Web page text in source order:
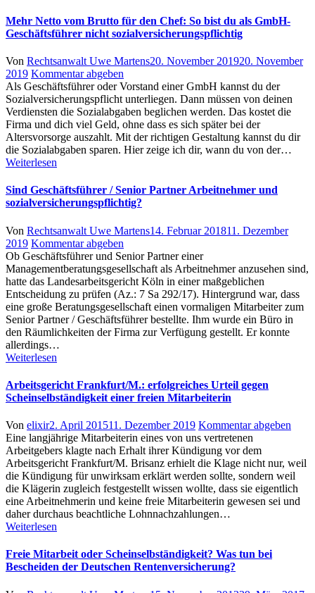
Mehr Netto vom Brutto für den Chef: So bist du als GmbH-
Geschäftsführer nicht sozialversicherungspflichtig
Author
Von Rechtsanwalt Uwe MartensPosted
20. November 201920. November
2019 Kommentar abgeben
Als Geschäftsführer oder Vorstand einer GmbH kannst du der
Sozialversicherungspflicht unterliegen. Dann müssen von deinen
Verdiensten die Sozialabgaben beglichen werden. Das kostet die
Firma und dich viel Geld, ohne dass es sich später bei der
Altersvorsorge auszahlt. Mit der richtigen Gestaltung kannst du dir
die Sozialabgaben sparen. Hier zeige ich dir, wann du von der…
Weiterlesen
Sind Geschäftsführer / Senior Partner Arbeitnehmer und
sozialversicherungspflichtig?
Author
Von Rechtsanwalt Uwe MartensPosted
14. Februar 201811. Dezember
2019 Kommentar abgeben
Ob Geschäftsführer und Senior Partner einer
Managementberatungsgesellschaft als Arbeitnehmer anzusehen sind,
hatte das Landesarbeitsgericht Köln in einer maßgeblichen
Entscheidung zu prüfen (Az.: 7 Sa 292/17). Hintergrund war, dass
eine große Beratungsgesellschaft einen vormaligen Mitarbeiter zum
Senior Partner / Geschäftsführer bestellte. Ihm wurde ein Büro in
den Räumlichkeiten der Firma zur Verfügung gestellt. Er konnte
allerdings…
Weiterlesen
Arbeitsgericht Frankfurt/M.: erfolgreiches Urteil gegen
Scheinselbständigkeit einer freien Mitarbeiterin
Author
Von elixirPosted
on
2. April 201511. Dezember 2019 Kommentar abgeben
Eine langjährige Mitarbeiterin eines von uns vertretenen
Arbeitgebers klagte nach Erhalt ihrer Kündigung vor dem
Arbeitsgericht Frankfurt/M. Brisanz erhielt die Klage nicht nur, weil
die Kündigung für unwirksam erklärt werden sollte, sondern weil
die Klägerin zugleich festgestellt wissen wollte, dass sie eigentlich
eine Arbeitnehmerin und keine freie Mitarbeiterin gewesen sei und
daher durchaus beachtliche Lohnnachzahlungen…
Weiterlesen
Freie Mitarbeit oder Scheinselbständigkeit? Was tun bei
Bescheiden der Deutschen Rentenversicherung?